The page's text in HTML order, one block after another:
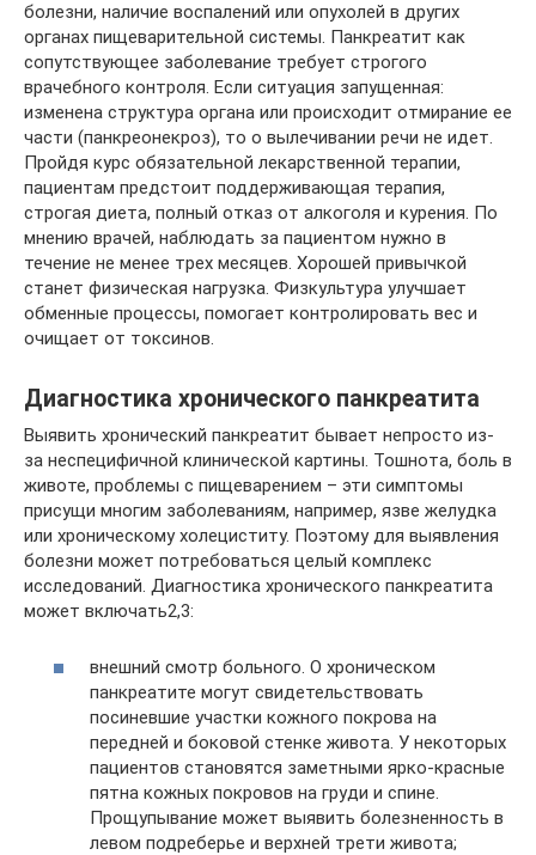
болезни, наличие воспалений или опухолей в других
органах пищеварительной системы. Панкреатит как
сопутствующее заболевание требует строгого
врачебного контроля. Если ситуация запущенная:
изменена структура органа или происходит отмирание ее
части (панкреонекроз), то о вылечивании речи не идет.
Пройдя курс обязательной лекарственной терапии,
пациентам предстоит поддерживающая терапия,
строгая диета, полный отказ от алкоголя и курения. По
мнению врачей, наблюдать за пациентом нужно в
течение не менее трех месяцев. Хорошей привычкой
станет физическая нагрузка. Физкультура улучшает
обменные процессы, помогает контролировать вес и
очищает от токсинов.
Диагностика хронического панкреатита
Выявить хронический панкреатит бывает непросто из-
за неспецифичной клинической картины. Тошнота, боль в
животе, проблемы с пищеварением – эти симптомы
присущи многим заболеваниям, например, язве желудка
или хроническому холециститу. Поэтому для выявления
болезни может потребоваться целый комплекс
исследований. Диагностика хронического панкреатита
может включать2,3:
внешний смотр больного. О хроническом
панкреатите могут свидетельствовать
посиневшие участки кожного покрова на
передней и боковой стенке живота. У некоторых
пациентов становятся заметными ярко-красные
пятна кожных покровов на груди и спине.
Прощупывание может выявить болезненность в
левом подреберье и верхней трети живота;